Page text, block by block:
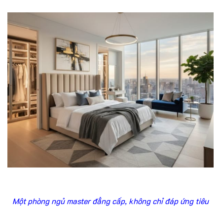
Một phòng ngủ master đẳng cấp, không chỉ đáp ứng tiêu